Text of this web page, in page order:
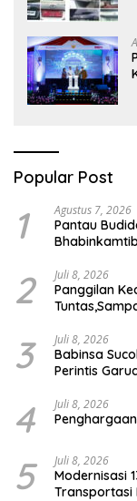
Popular Post
1 Agustus 7, 2026
Pantau
2 Juli 8, 2026
Panggilan
3 Juli 8, 2026
Babinsa
Perintis
4 Juli 8, 2026
5 Juli 8, 2026
Modernisasi
Transportasi